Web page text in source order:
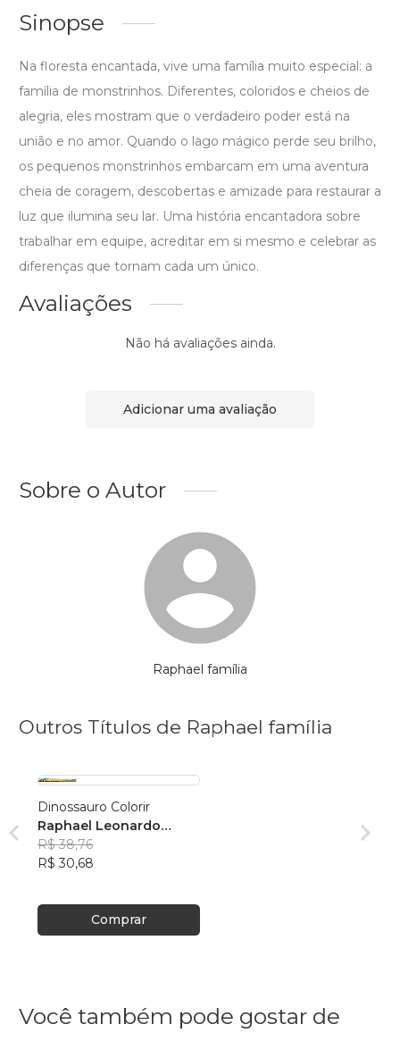
Sinopse
Na floresta encantada, vive uma família muito especial: a
família de monstrinhos. Diferentes, coloridos e cheios de
alegria, eles mostram que o verdadeiro poder está na
união e no amor. Quando o lago mágico perde seu brilho,
os pequenos monstrinhos embarcam em uma aventura
cheia de coragem, descobertas e amizade para restaurar a
luz que ilumina seu lar. Uma história encantadora sobre
trabalhar em equipe, acreditar em si mesmo e celebrar as
diferenças que tornam cada um único.
Avaliações
Não há avaliações ainda.
Adicionar uma avaliação
Sobre o Autor
Raphael família
Outros Títulos de Raphael família
Dinossauro Colorir
Raphael Leonardo
saraiva
R$ 38,76
R$ 30,68
Comprar
Você também pode gostar de